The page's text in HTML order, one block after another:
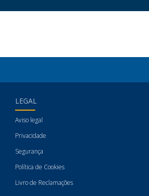
LEGAL
Aviso legal
Privacidade
Segurança
Política de Cookies
Livro de Reclamações